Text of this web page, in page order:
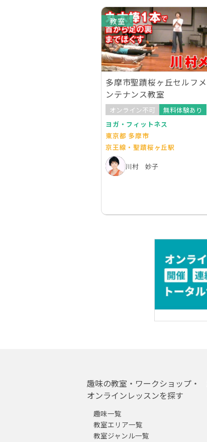
教室
多摩市聖蹟桜ヶ丘セルフメ
ンテナンス教室
オンライン不可
無料体験あり
ヨガ・フィットネス
東京都 多摩市
京王線・聖蹟桜ヶ丘駅
川村 妙子
趣味の教室・ワークショップ・
オンラインレッスンを探す
趣味一覧
教室エリア一覧
教室ジャンル一覧